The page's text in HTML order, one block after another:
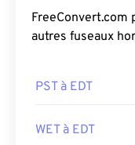
FreeConvert.com
autres fuseaux
PST à EDT
WET à EDT